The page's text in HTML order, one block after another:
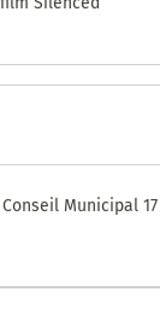
Mars 2025
Municipal 17